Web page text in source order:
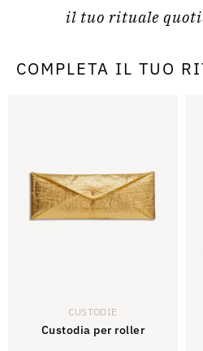
il tuo rituale
COMPLETA IL TUO
CUSTODIE
Custodia per roller